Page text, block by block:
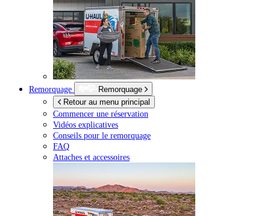
Remorquage
Remorquage
Retour au menu principal
Commencer une réservation
Vidéos explicatives
Conseils pour le remorquage
FAQ
Attaches et accessoires